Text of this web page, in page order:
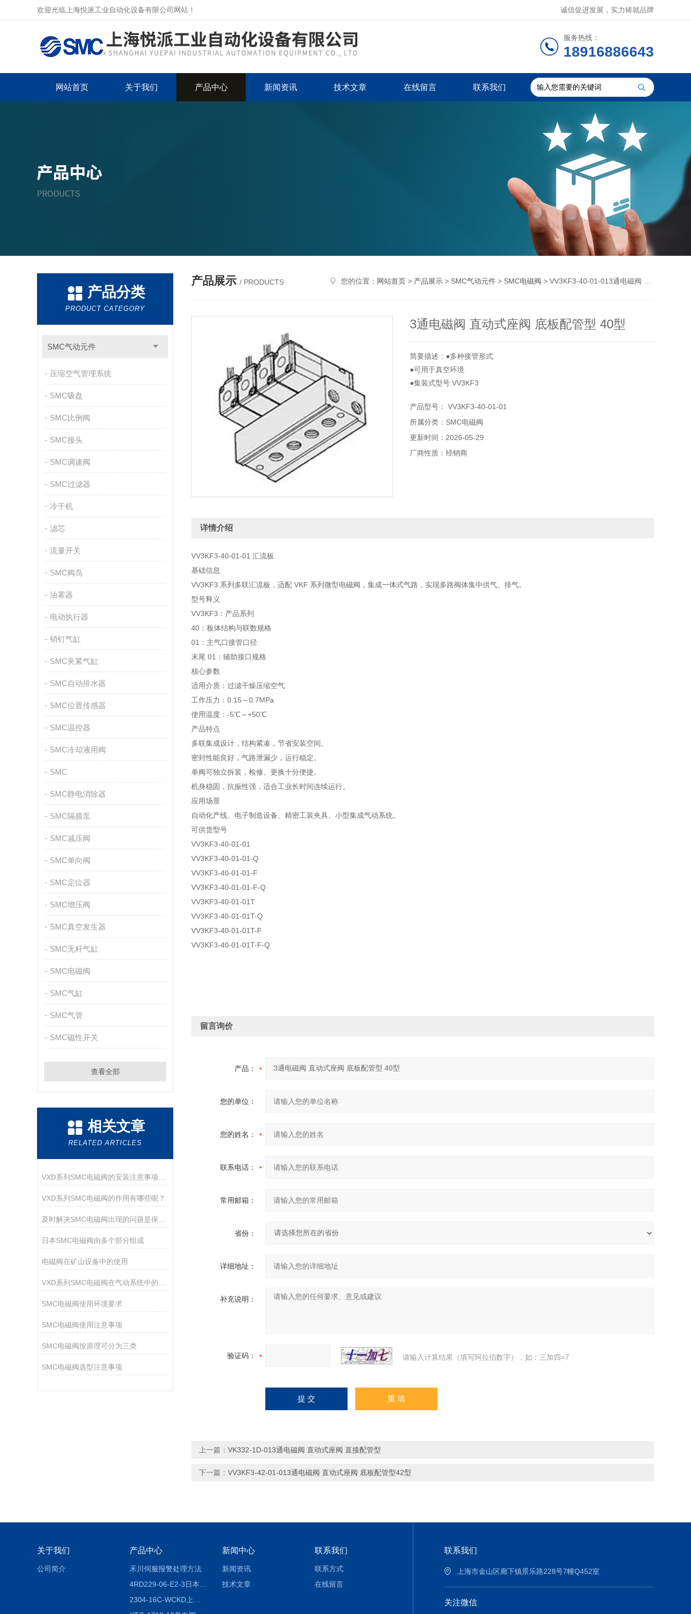
欢迎光临上海悦派工业自动化设备有限公司网站！ 诚信促进发展，实力铸就品牌
服务热线：
18916886643
网站首页 关于我们 产品中心 新闻资讯 技术文章 在线留言 联系我们
产品分类
PRODUCT CATEGORY
SMC气动元件
压缩空气管理系统
SMC吸盘
SMC比例阀
SMC接头
SMC调速阀
SMC过滤器
冷干机
滤芯
流量开关
SMC阀岛
油雾器
电动执行器
销钉气缸
SMC夹紧气缸
SMC自动排水器
SMC位置传感器
SMC温控器
SMC冷却液用阀
SMC
SMC静电消除器
SMC隔膜泵
SMC减压阀
SMC单向阀
SMC定位器
SMC增压阀
SMC真空发生器
SMC无杆气缸
SMC电磁阀
SMC气缸
SMC气管
SMC磁性开关
查看全部
相关文章
RELATED ARTICLES
VXD系列SMC电磁阀的作用有哪些呢？
日本SMC电磁阀由多个部分组成
电磁阀在矿山设备中的使用
SMC电磁阀使用环境要求
SMC电磁阀使用注意事项
SMC电磁阀按原理可分为三类
SMC电磁阀选型注意事项
产品展示 / PRODUCTS 您的位置： 网站首页 > 产品展示 > SMC气动元件 > SMC电磁阀 > VV3KF3-40-01-013通电磁阀 直动式座阀 底板配管型 40型
3通电磁阀 直动式座阀 底板配管型 40型
简要描述：●多种接管形式
●可用于真空环境
●集装式型号:VV3KF3
产品型号： VV3KF3-40-01-01
所属分类：SMC电磁阀
更新时间：2026-05-29
厂商性质：经销商
详情介绍
VV3KF3-40-01-01 汇流板
基础信息
VV3KF3 系列多联汇流板，适配 VKF 系列微型电磁阀，集成一体式气路，实现多路阀体集中供气、排气。
型号释义
VV3KF3：产品系列
40：板体结构与联数规格
01：主气口接管口径
末尾 01：辅助接口规格
核心参数
适用介质：过滤干燥压缩空气
工作压力：0.15～0.7MPa
使用温度：-5℃～+50℃
产品特点
多联集成设计，结构紧凑，节省安装空间。
密封性能良好，气路泄漏少，运行稳定。
单阀可独立拆装，检修、更换十分便捷。
机身稳固，抗振性强，适合工业长时间连续运行。
应用场景
自动化产线、电子制造设备、精密工装夹具、小型集成气动系统。
可供货型号
VV3KF3-40-01-01
VV3KF3-40-01-01-Q
VV3KF3-40-01-01-F
VV3KF3-40-01-01-F-Q
VV3KF3-40-01-01T
VV3KF3-40-01-01T-Q
VV3KF3-40-01-01T-F
VV3KF3-40-01-01T-F-Q
留言询价
产品：
您的单位：
您的姓名：
联系电话：
常用邮箱：
省份：
详细地址：
补充说明：
验证码： 请输入计算结果（填写阿拉伯数字），如：三加四=7
上一篇： VK332-1D-013通电磁阀 直动式座阀 直接配管型
下一篇： VV3KF3-42-01-013通电磁阀 直动式座阀 底板配管型42型
关于我们
公司简介
产品中心
禾川伺服报警处理方法
新闻中心
新闻资讯
技术文章
联系我们
联系方式
在线留言
联系我们
上海市金山区廊下镇景乐路228号7幢Q452室
关注微信